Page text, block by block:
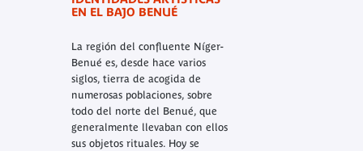
EN EL BAJO BENUÉ
La región del confluente Níger-
Benué es, desde hace varios
siglos, tierra de acogida de
numerosas poblaciones, sobre
todo del norte del Benué, que
generalmente llevaban con ellos
sus objetos rituales. Hoy se